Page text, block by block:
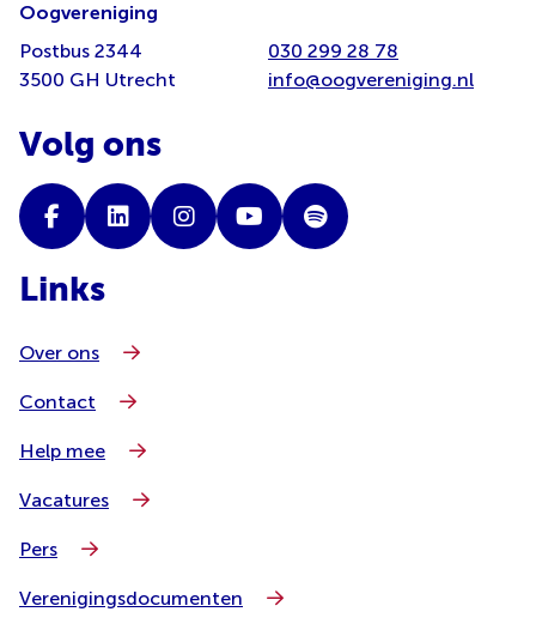
Oogvereniging
Postbus 2344
3500 GH Utrecht
030 299 28 78
info@oogvereniging.nl
Volg ons
Links
Over ons
Contact
Help mee
Vacatures
Pers
Verenigingsdocumenten